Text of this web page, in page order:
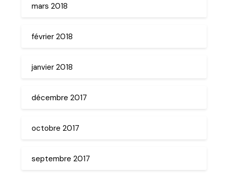
mars 2018
février 2018
janvier 2018
décembre 2017
octobre 2017
septembre 2017